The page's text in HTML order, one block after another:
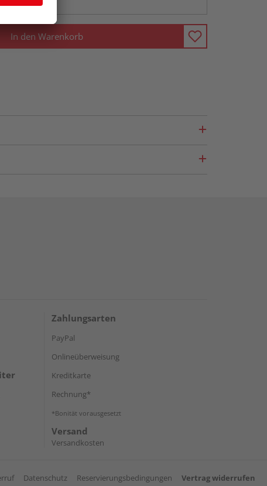
In den Warenkorb
Zahlungsarten
PayPal
Onlineüberweisung
Kreditkarte
Rechnung*
*Bonität vorausgesetzt
Versand
Versandkosten
Datenschutz Reservierungsbedingungen Vertrag widerrufen